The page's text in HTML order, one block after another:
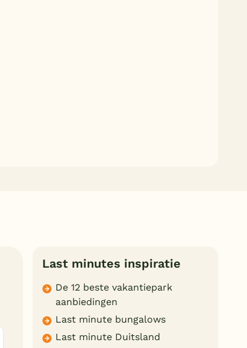
Last minutes inspiratie
De 12 beste vakantiepark
aanbiedingen
Last minute bungalows
Last minute Duitsland